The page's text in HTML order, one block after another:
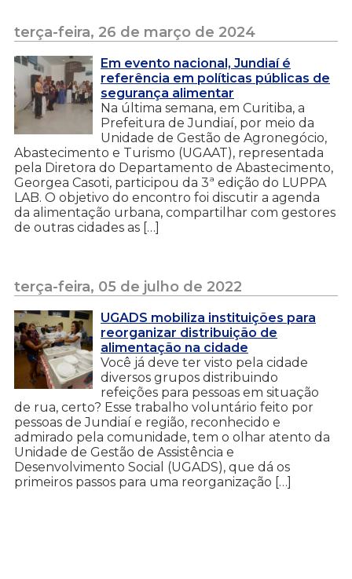
terça-feira, 26 de março de 2024
Em evento nacional, Jundiaí é
referência em políticas públicas de
segurança alimentar
Na última semana, em Curitiba, a
Prefeitura de Jundiaí, por meio da
Unidade de Gestão de Agronegócio,
Abastecimento e Turismo (UGAAT), representada
pela Diretora do Departamento de Abastecimento,
Georgea Casoti, participou da 3ª edição do LUPPA
LAB. O objetivo do encontro foi discutir a agenda
da alimentação urbana, compartilhar com gestores
de outras cidades as […]
terça-feira, 05 de julho de 2022
UGADS mobiliza instituições para
reorganizar distribuição de
alimentação na cidade
Você já deve ter visto pela cidade
diversos grupos distribuindo
refeições para pessoas em situação
de rua, certo? Esse trabalho voluntário feito por
pessoas de Jundiaí e região, reconhecido e
admirado pela comunidade, tem o olhar atento da
Unidade de Gestão de Assistência e
Desenvolvimento Social (UGADS), que dá os
primeiros passos para uma reorganização […]